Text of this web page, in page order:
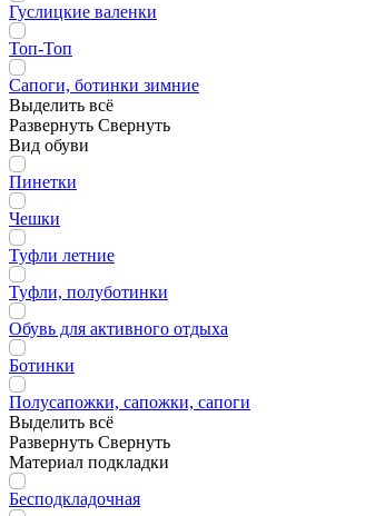
Гуслицкие валенки
Топ-Топ
Сапоги, ботинки зимние
Выделить всё
Развернуть Свернуть
Вид обуви
Пинетки
Чешки
Туфли летние
Туфли, полуботинки
Обувь для активного отдыха
Ботинки
Полусапожки, сапожки, сапоги
Выделить всё
Развернуть Свернуть
Материал подкладки
Бесподкладочная